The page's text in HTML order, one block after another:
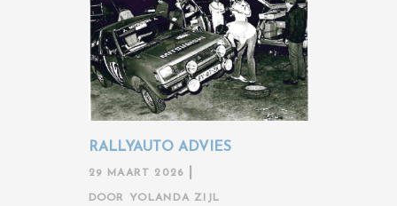
RALLYAUTO ADVIES
29 MAART 2026
DOOR YOLANDA ZIJL